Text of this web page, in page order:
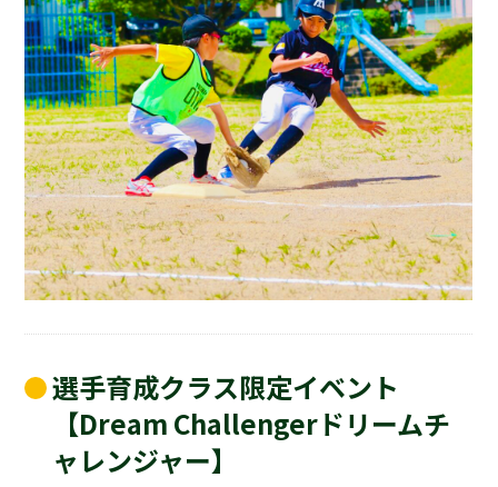
選手育成クラス限定イベント
【Dream Challengerドリームチ
ャレンジャー】